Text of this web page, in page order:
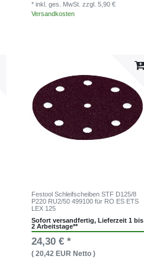
* inkl. ges. MwSt. zzgl. 5,90 €
Versandkosten
Festool Schleifscheiben STF D125/8
P220 RU2/50 499100 für RO ES ETS
LEX 125
Sofort versandfertig, Lieferzeit 1 bis
2 Arbeitstage**
24,30 € *
( 20,42 EUR Netto )